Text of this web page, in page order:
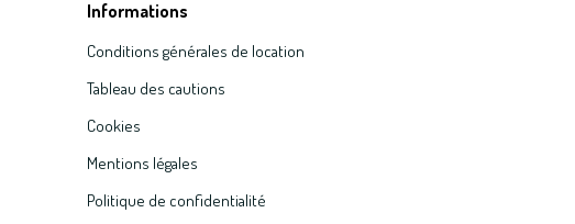
Informations
Conditions générales de location
Tableau des cautions
Cookies
Mentions légales
Politique de confidentialité